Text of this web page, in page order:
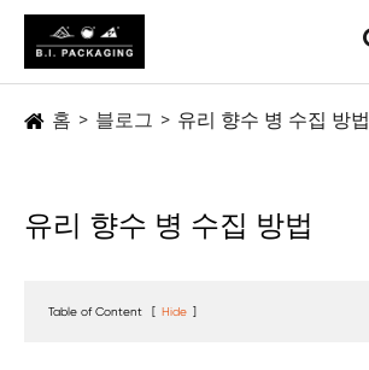
홈 블로그 유리 향수 병 수집 방법
유리 향수 병 수집 방법
Table of Content [ Hide ]